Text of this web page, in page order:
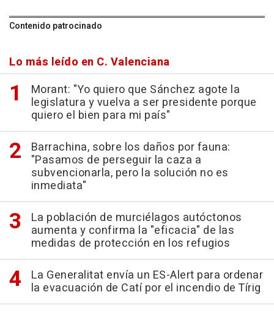
Contenido patrocinado
Lo más leído en C. Valenciana
Morant: "Yo quiero que Sánchez agote la
legislatura y vuelva a ser presidente porque
quiero el bien para mi país"
Barrachina, sobre los daños por fauna:
"Pasamos de perseguir la caza a
subvencionarla, pero la solución no es
inmediata"
La población de murciélagos autóctonos
aumenta y confirma la "eficacia" de las
medidas de protección en los refugios
La Generalitat envía un ES-Alert para ordenar
la evacuación de Catí por el incendio de Tírig